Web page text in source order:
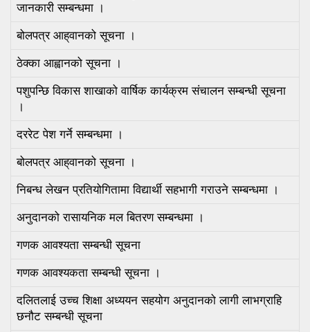
जानकारी सम्बन्धमा ।
बोलपत्र आह‍्‍वानको सूचना ।
ठेक्का आह्वानको सूचना ।
पशुपन्छि विकास शाखाको वार्षिक कार्यक्रम संचालन सम्बन्धी सूचना
।
दररेट पेश गर्ने सम्बन्धमा ।
बोलपत्र आह‍्‍वानको सूचना ।
निबन्ध लेखन प्रतियोगितामा विद्यार्थी सहभागी गराउने सम्बन्धमा ।
अनुदानको रासायनिक मल बितरण सम्बन्धमा ।
गणक आवश्यता सम्बन्धी सूचना
गणक आवश्यकता सम्बन्धी सूचना ।
दलितलाई उच्च शिक्षा अध्ययन सहयोग अनुदानको लागी लाभग्राहि
छनौट सम्बन्धी सूचना